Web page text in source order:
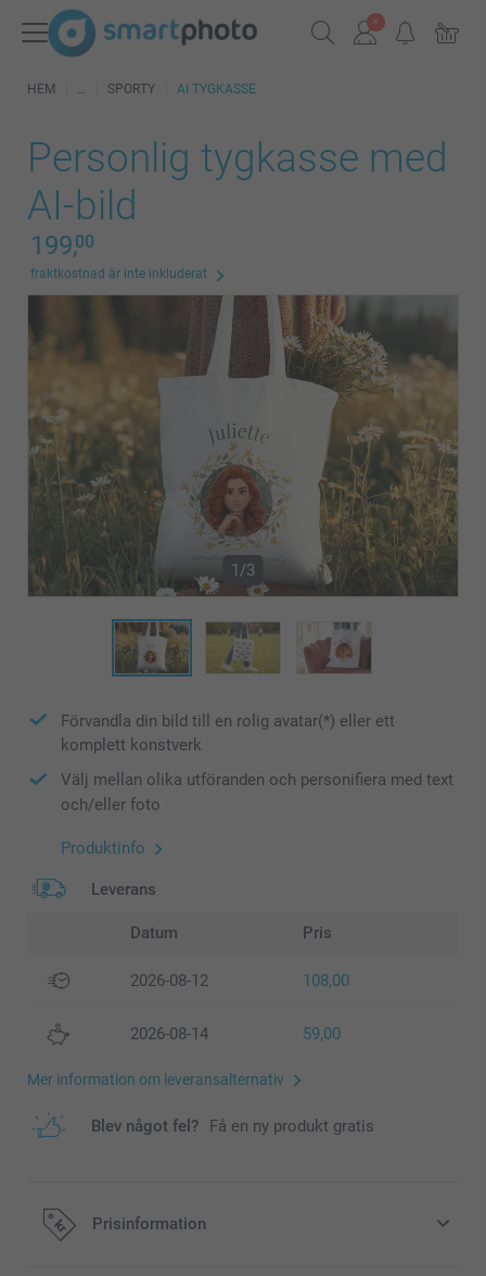
HEM SPORTY AI TYGKASSE
Personlig tygkasse med
AI-bild
199,00
fraktkostnad är inte inkluderat
1/3
Förvandla din bild till en rolig avatar(*) eller ett
komplett konstverk
Välj mellan olika utföranden och personifiera med text
och/eller foto
Produktinfo
Leverans
Datum Pris
2026-08-12 108,00
2026-08-14 59,00
Mer information om leveransalternativ
Blev något fel? Få en ny produkt gratis
Prisinformation